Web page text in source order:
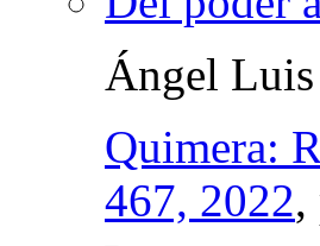
Ángel
Quimera:
467, 2022,